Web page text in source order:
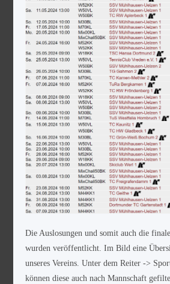
Die Auslosungen und somit auch die
wurden veröffentlicht. Im Bild eine
unseres Vereins. Unter dem Reiter ->
können diese auch nach Mannschaft